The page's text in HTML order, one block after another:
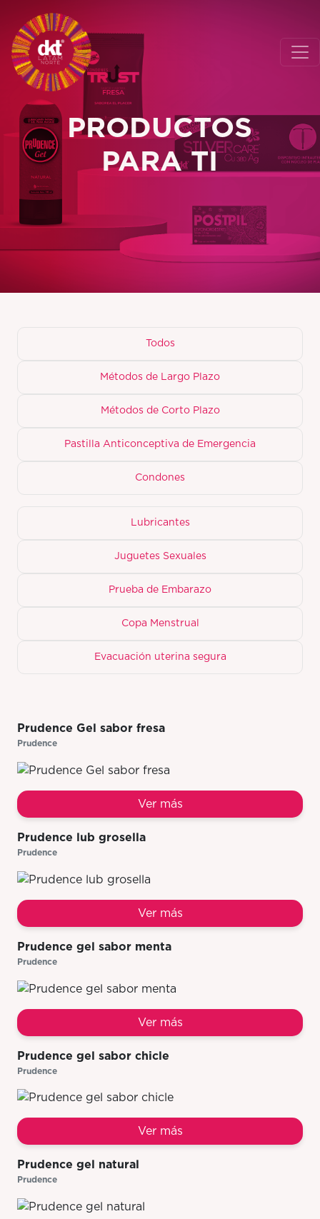
PRODUCTOS
PARA TI
Todos
Métodos de Largo Plazo
Métodos de Corto Plazo
Pastilla Anticonceptiva de Emergencia
Condones
Lubricantes
Juguetes Sexuales
Prueba de Embarazo
Copa Menstrual
Evacuación uterina segura
Prudence Gel sabor fresa
Prudence
Ver más
Prudence lub grosella
Prudence
Ver más
Prudence gel sabor menta
Prudence
Ver más
Prudence gel sabor chicle
Prudence
Ver más
Prudence gel natural
Prudence